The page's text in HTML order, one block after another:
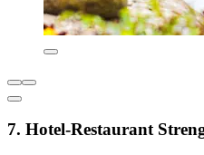
7. Hotel-Restaurant